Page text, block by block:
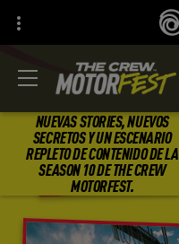
NUEVAS STORIES, NUEVOS
SECRETOS Y UN ESCENARIO
REPLETO DE CONTENIDO DE LA
SEASON 10 DE THE CREW
MOTORFEST.
ATRÁS